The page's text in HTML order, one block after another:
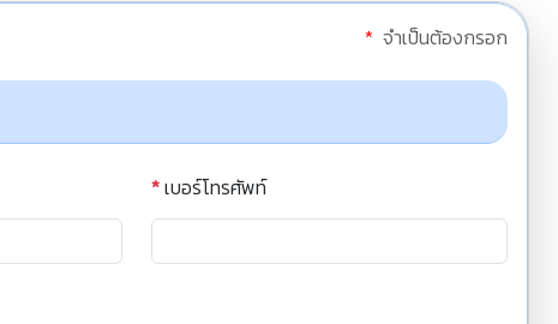
* จำเป็นต้องกรอก
*เบอร์โทรศัพท์